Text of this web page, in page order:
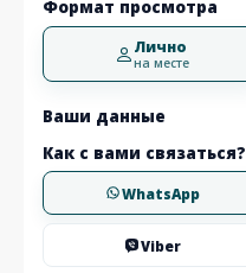
Формат просмотра
Лично
на месте
Ваши данные
Как с вами связаться?
WhatsApp
Viber